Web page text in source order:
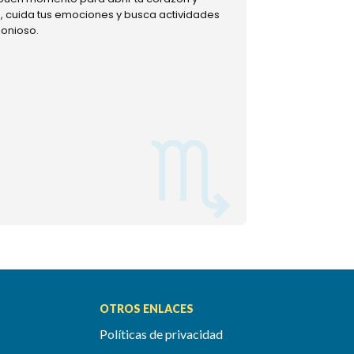
cuida tus emociones y busca actividades
OTROS ENLACES
Políticas de privacidad